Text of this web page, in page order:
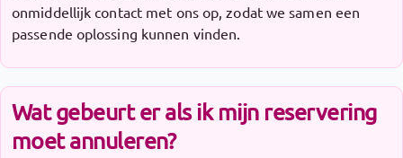
onmiddellijk contact met ons op, zodat we samen een
passende oplossing kunnen vinden.
Wat gebeurt er als ik mijn reservering
moet annuleren?